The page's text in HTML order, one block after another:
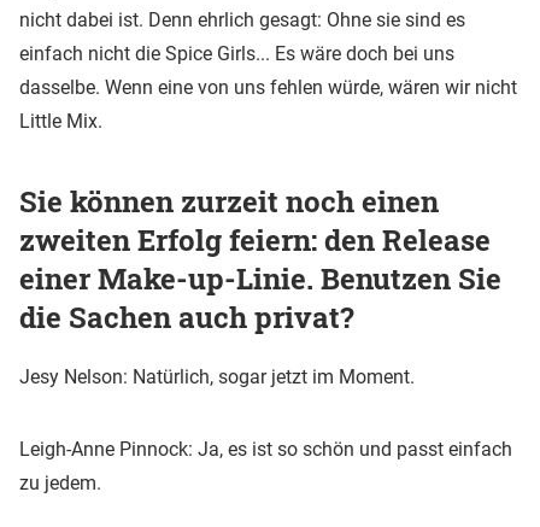
nicht dabei ist. Denn ehrlich gesagt: Ohne sie sind es
einfach nicht die Spice Girls... Es wäre doch bei uns
dasselbe. Wenn eine von uns fehlen würde, wären wir nicht
Little Mix.
Sie können zurzeit noch einen
zweiten Erfolg feiern: den Release
einer Make-up-Linie. Benutzen Sie
die Sachen auch privat?
Jesy Nelson: Natürlich, sogar jetzt im Moment.
Leigh-Anne Pinnock: Ja, es ist so schön und passt einfach
zu jedem.